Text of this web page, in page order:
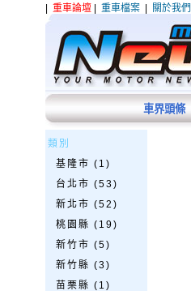
重車論壇 重車檔案 關於我們
車界頭條
類別
基隆市 (1)
台北市 (53)
新北市 (52)
桃園縣 (19)
新竹市 (5)
新竹縣 (3)
苗栗縣 (1)